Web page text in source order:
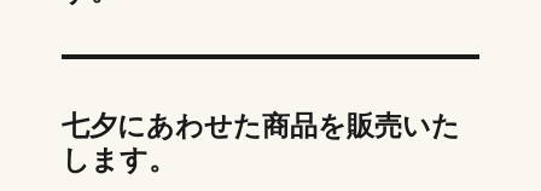
七夕にあわせた商品を販売いた
します。